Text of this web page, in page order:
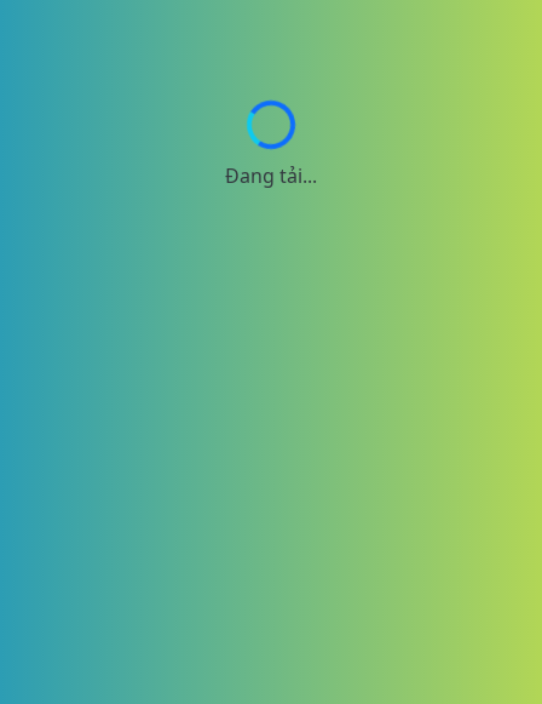
Đang tải...